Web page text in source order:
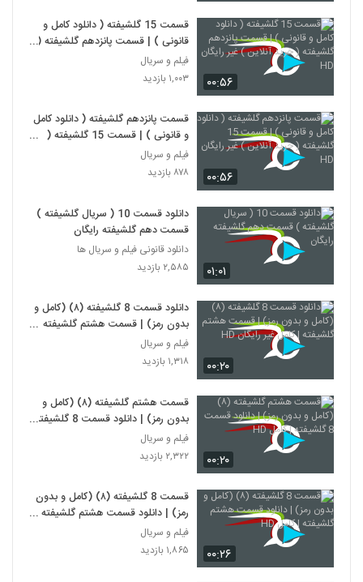
۰۰:۵۶
قسمت 15 گلشیفته ( دانلود کامل و
قانونی ) | قسمت پانزدهم گلشیفته (
خرید آنلاین ) غیر رایگان HD
فیلم و سریال
۱,۰۰۳ بازدید
۰۰:۵۶
قسمت پانزدهم گلشیفته ( دانلود کامل
و قانونی ) | قسمت 15 گلشیفته (
خرید آنلاین ) غیر رایگان HD
فیلم و سریال
۸۷۸ بازدید
۰۱:۰۱
دانلود قسمت 10 ( سریال گلشیفته )
قسمت دهم گلشیفته رایگان
دانلود قانونی فیلم و سریال ها
۲,۵۸۵ بازدید
۰۰:۲۰
دانلود قسمت 8 گلشیفته (۸) (کامل و
بدون رمز) | قسمت هشتم گلشیفته |
کامل غیر رایگان HD
فیلم و سریال
۱,۳۱۸ بازدید
۰۰:۲۰
قسمت هشتم گلشیفته (۸) (کامل و
بدون رمز) | دانلود قسمت 8 گلشیفته
| کامل HD
فیلم و سریال
۲,۳۲۲ بازدید
۰۰:۲۶
قسمت 8 گلشیفته (۸) (کامل و بدون
رمز) | دانلود قسمت هشتم گلشیفته |
کامل HD
فیلم و سریال
۱,۸۶۵ بازدید